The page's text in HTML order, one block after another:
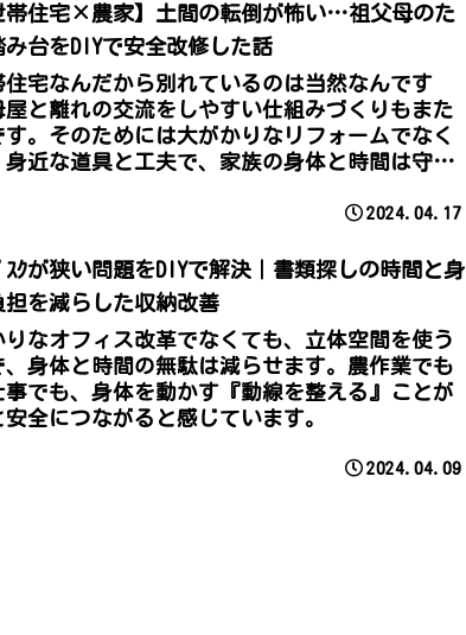
帯住宅×農家】土間の転倒が怖い…祖父母のた
み台をDIYで安全改修した話
住宅なんだから別れているのは当然なんです
屋と離れの交流をしやすい仕組みづくりもまた
す。そのためには大がかりなリフォームでなく
身近な道具と工夫で、家族の身体と時間は守れ
2024.04.17
ｽｸが狭い問題をDIYで解決｜書類探しの時間と身
担を減らした収納改善
りなオフィス改革でなくても、立体空間を使う
、身体と時間の無駄は減らせます。農作業でも
事でも、身体を動かす『動線を整える』ことが
安全につながると感じています。
2024.04.09